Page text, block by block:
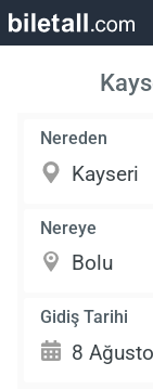
Nereden
Nereye
Gidiş Tarihi